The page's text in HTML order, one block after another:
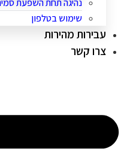
נהיגה תחת השפעת
שימוש בטלפון
עבירות מהירות
צרו קשר